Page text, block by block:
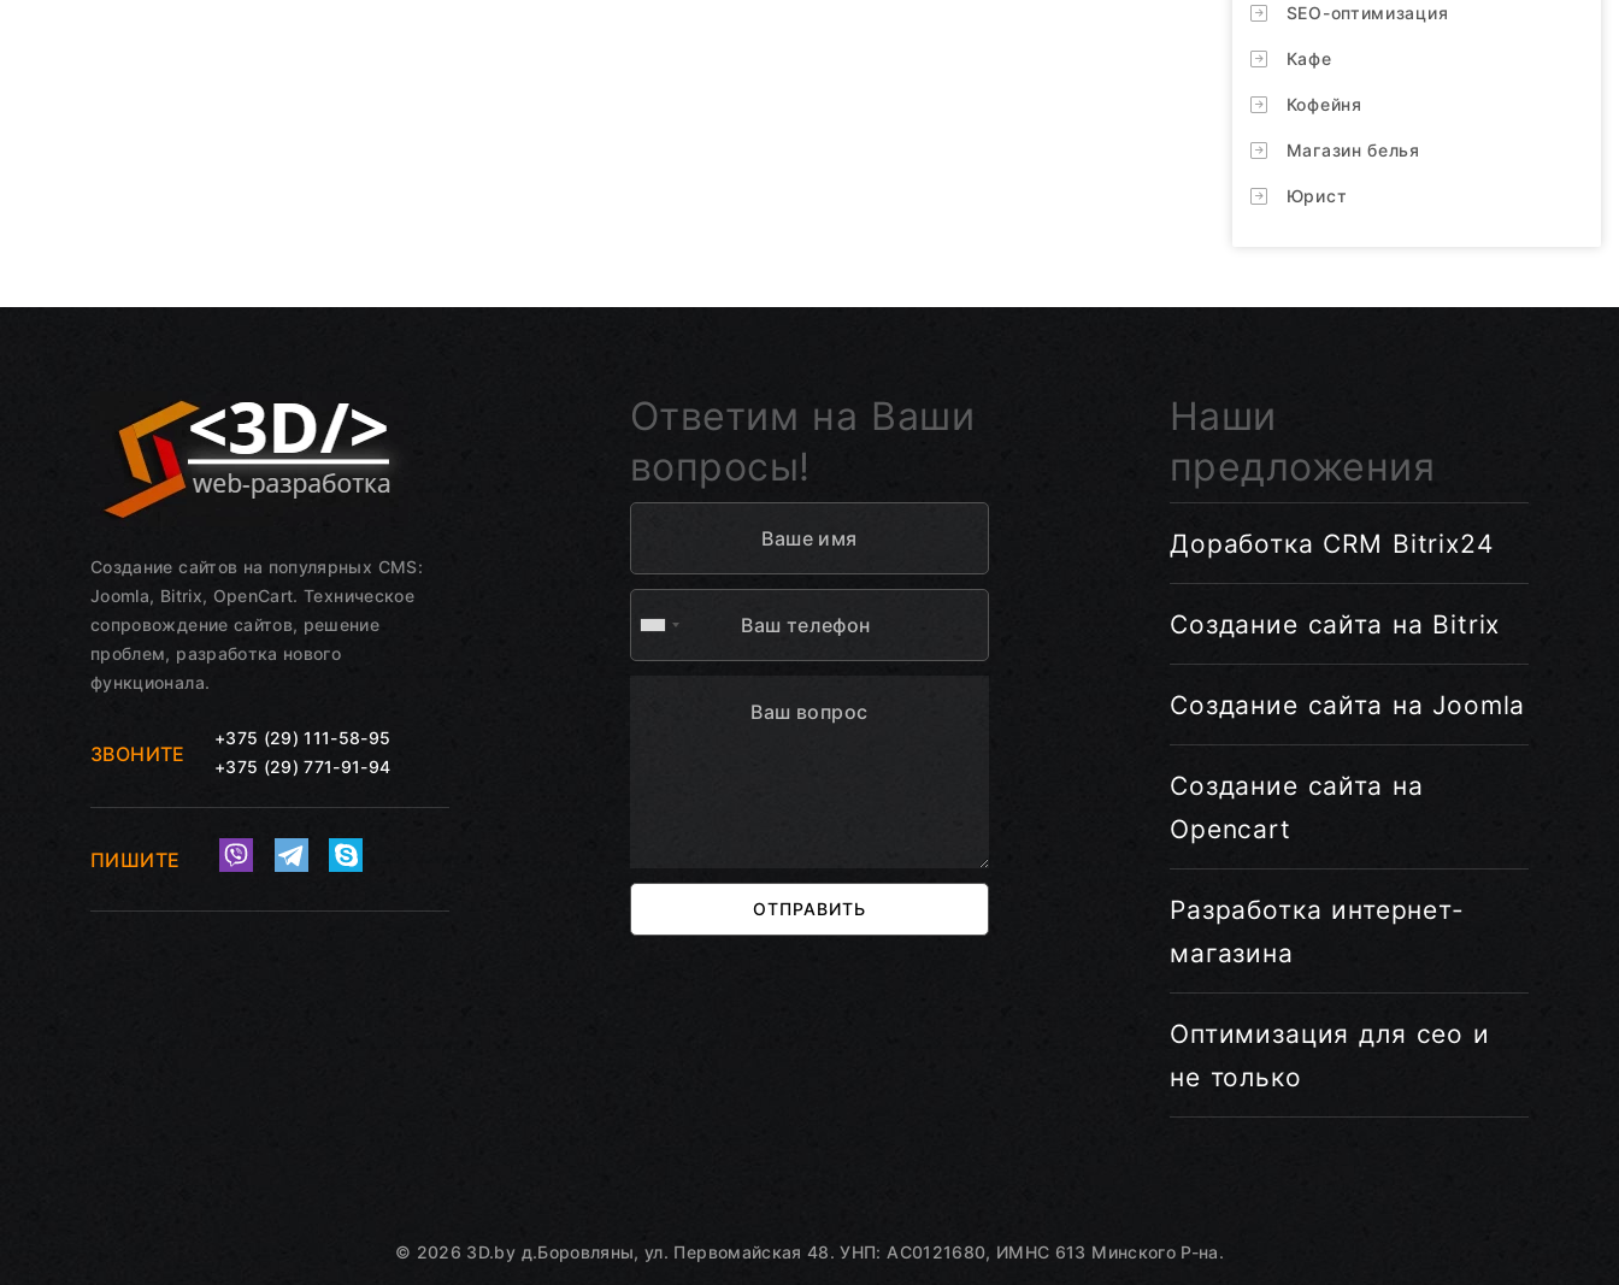
SEO-оптимизация
Кафе
Кофейня
Магазин белья
Юрист
Создание сайтов на популярных CMS:
Joomla, Bitrix, OpenCart. Техническое
сопровождение сайтов, решение
проблем, разработка нового
функционала.
ЗВОНИТЕ
+375 (29) 111-58-95
+375 (29) 771-91-94
ПИШИТЕ
Ответим на Ваши
вопросы!
ОТПРАВИТЬ
Наши
предложения
Доработка CRM Bitrix24
Создание сайта на Bitrix
Создание сайта на Joomla
Создание сайта на
Opencart
Разработка интернет-
магазина
Оптимизация для сео и
не только
© 2026 3D.by д.Боровляны, ул. Первомайская 48. УНП: AC0121680, ИМНС 613 Минского Р-на.